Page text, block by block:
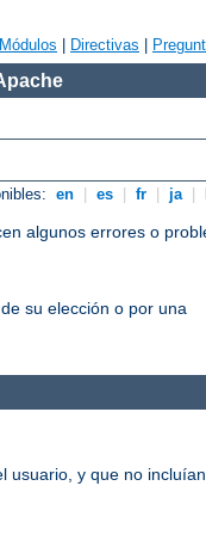
Módulos Directivas
en es fr ja
algunos errores o
su elección o por una
usuario, y que no